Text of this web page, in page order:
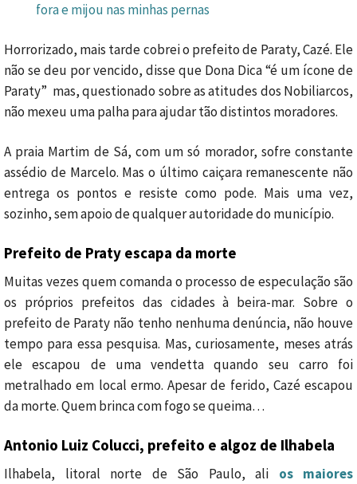
fora e mijou nas minhas pernas
Horrorizado, mais tarde cobrei o prefeito de Paraty, Cazé. Ele
não se deu por vencido, disse que Dona Dica “é um ícone de
Paraty” mas, questionado sobre as atitudes dos Nobiliarcos,
não mexeu uma palha para ajudar tão distintos moradores.
A praia Martim de Sá, com um só morador, sofre constante
assédio de Marcelo. Mas o último caiçara remanescente não
entrega os pontos e resiste como pode. Mais uma vez,
sozinho, sem apoio de qualquer autoridade do município.
Prefeito de Praty escapa da morte
Muitas vezes quem comanda o processo de especulação são
os próprios prefeitos das cidades à beira-mar. Sobre o
prefeito de Paraty não tenho nenhuma denúncia, não houve
tempo para essa pesquisa. Mas, curiosamente, meses atrás
ele escapou de uma vendetta quando seu carro foi
metralhado em local ermo. Apesar de ferido, Cazé escapou
da morte. Quem brinca com fogo se queima…
Antonio Luiz Colucci, prefeito e algoz de Ilhabela
Ilhabela, litoral norte de São Paulo, ali os maiores